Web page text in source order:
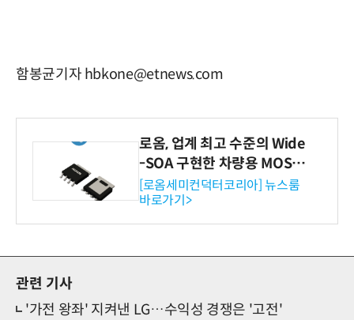
함봉균기자 hbkone@etnews.com
로옴, 업계 최고 수준의 Wide
-SOA 구현한 차량용 MOSF
ET 개발
[로옴세미컨덕터코리아] 뉴스룸
바로가기>
관련 기사
'가전 왕좌' 지켜낸 LG…수익성 경쟁은 '고전'